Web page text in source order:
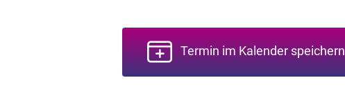
Termin im Kalender speichern